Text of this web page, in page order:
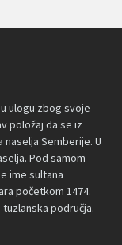
ulogu zbog svoje
položaj da se iz
naselja Semberije. U
Pod samom
ime sultana
početkom 1474.
područja.